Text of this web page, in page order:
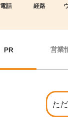
電話 経路
PR 営業
た